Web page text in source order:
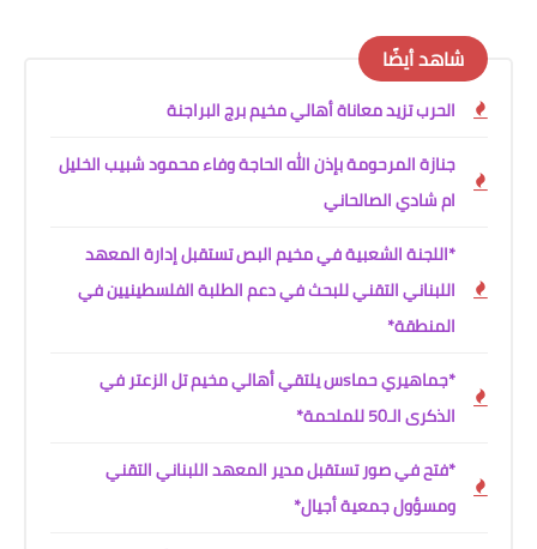
شاهد أيضًا
الحرب تزيد معاناة أهالي مخيم برج البراجنة
جنازة المرحومة بإذن الله الحاجة وفاء محمود شبيب الخليل
ام شادي الصالحاني
*اللجنة الشعبية في مخيم البص تستقبل إدارة المعهد
اللبناني التقني للبحث في دعم الطلبة الفلسطينيين في
المنطقة*
*جماهيري حماsس يلتقي أهالي مخيم تل الزعتر في
الذكرى الـ50 للملحمة*
*فتح في صور تستقبل مدير المعهد اللبناني التقني
ومسؤول جمعية أجيال*